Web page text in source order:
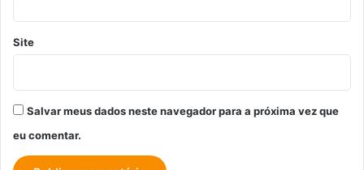
Site
Salvar meus dados neste navegador para a próxima vez que
eu comentar.